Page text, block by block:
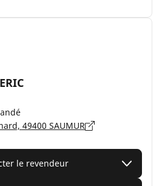
49400 SAUMUR
le revendeur